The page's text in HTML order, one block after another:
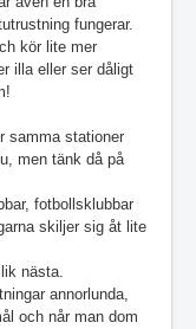
fungerar.
kör lite mer
illa eller ser dåligt
samma stationer
men tänk då på
fotbollsklubbar
skiljer sig åt lite
nästa.
annorlunda,
och når man dom